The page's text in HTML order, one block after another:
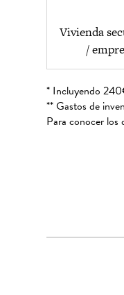
Vivienda
/
* Incluyendo
** Gastos de
Para conocer los